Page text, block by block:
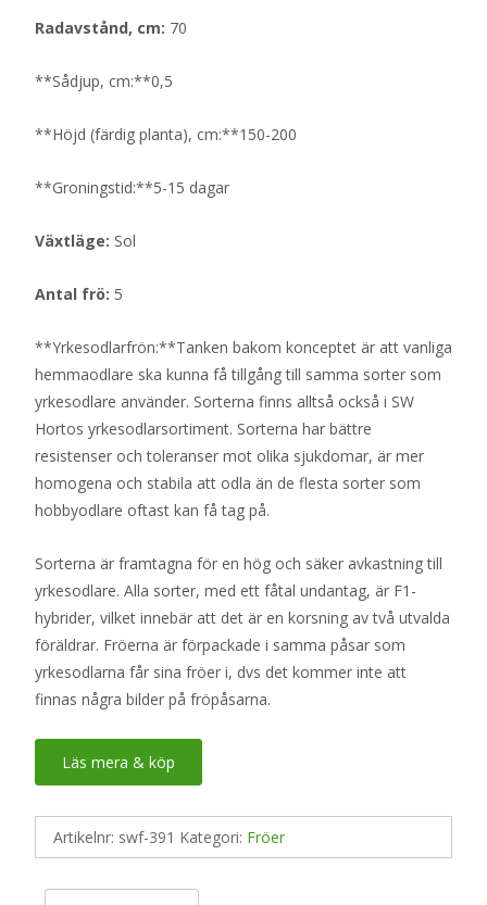
Radavstånd, cm: 70
**Sådjup, cm:**0,5
**Höjd (färdig planta), cm:**150-200
**Groningstid:**5-15 dagar
Växtläge: Sol
Antal frö: 5
**Yrkesodlarfrön:**Tanken bakom konceptet är att vanliga
hemmaodlare ska kunna få tillgång till samma sorter som
yrkesodlare använder. Sorterna finns alltså också i SW
Hortos yrkesodlarsortiment. Sorterna har bättre
resistenser och toleranser mot olika sjukdomar, är mer
homogena och stabila att odla än de flesta sorter som
hobbyodlare oftast kan få tag på.
Sorterna är framtagna för en hög och säker avkastning till
yrkesodlare. Alla sorter, med ett fåtal undantag, är F1-
hybrider, vilket innebär att det är en korsning av två utvalda
föräldrar. Fröerna är förpackade i samma påsar som
yrkesodlarna får sina fröer i, dvs det kommer inte att
finnas några bilder på fröpåsarna.
Läs mera & köp
Artikelnr: swf-391 Kategori: Fröer